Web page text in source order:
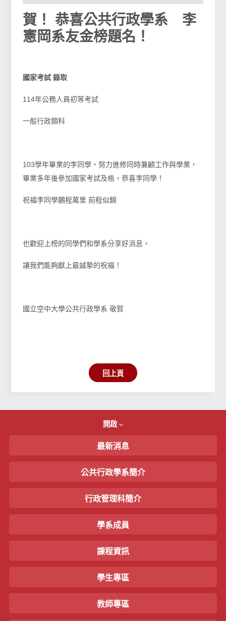
賀！ 恭喜公共行政學系 李
憲岡系友金榜題名！
國家考試 錄取
114年公務人員初等考試
一般行政類科
103學年畢業的李同學，努力進修同時兼顧工作與學業，
畢業多年後參加國家考試及格，恭喜李同學！
祝福李同學鵬程萬里 前程似錦
也歡迎上榜的同學們和學系分享好消息，
讓我們能夠獻上最誠摯的祝福！
國立空中大學公共行政學系 敬賀
回上頁
開啟
最新消息
公共行政學系簡介
行政管理科簡介
學系成員
課程資訊
學生專區
教師專區